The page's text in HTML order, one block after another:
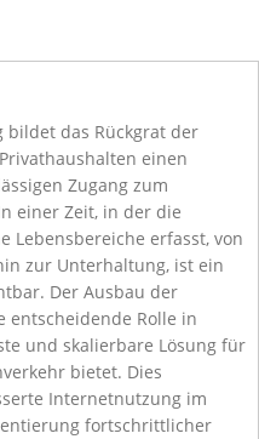
bildet das Rückgrat der
einen
Zugang zum
einer Zeit, in der die
Lebensbereiche erfasst, von
zur Unterhaltung, ist ein
Der Ausbau der
entscheidende Rolle in
und skalierbare Lösung für
bietet. Dies
Internetnutzung im
fortschrittlicher